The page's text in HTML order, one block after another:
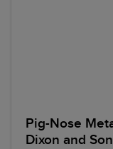
Pig-Nose
Dixon and